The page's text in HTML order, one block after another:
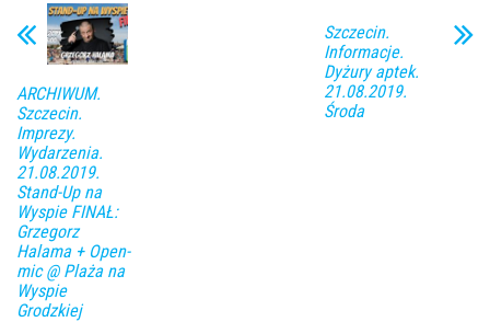
ARCHIWUM.
Szczecin.
Imprezy.
Wydarzenia.
21.08.2019.
Stand-Up na
Wyspie FINAŁ:
Grzegorz
Halama + Open-
mic @ Plaża na
Wyspie
Grodzkiej
Szczecin.
Informacje.
Dyżury aptek.
21.08.2019.
Środa